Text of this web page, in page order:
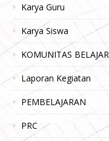
Karya Guru
Karya Siswa
KOMUNITAS BELAJAR
Laporan Kegiatan
PEMBELAJARAN
PRC